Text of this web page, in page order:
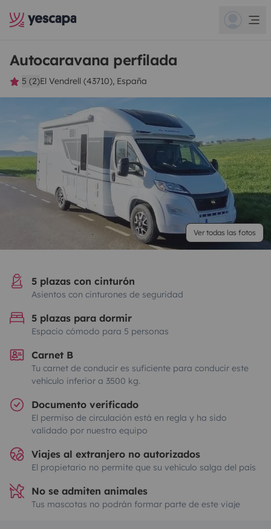
Autocaravana perfilada
5 (2)El Vendrell (43710), España
Ver todas las fotos
5 plazas con cinturón
Asientos con cinturones de seguridad
5 plazas para dormir
Espacio cómodo para 5 personas
Carnet B
Tu carnet de conducir es suficiente para conducir este
vehículo inferior a 3500 kg.
Documento verificado
El permiso de circulación está en regla y ha sido
validado por nuestro equipo
Viajes al extranjero no autorizados
El propietario no permite que su vehículo salga del país
No se admiten animales
Tus mascotas no podrán formar parte de este viaje